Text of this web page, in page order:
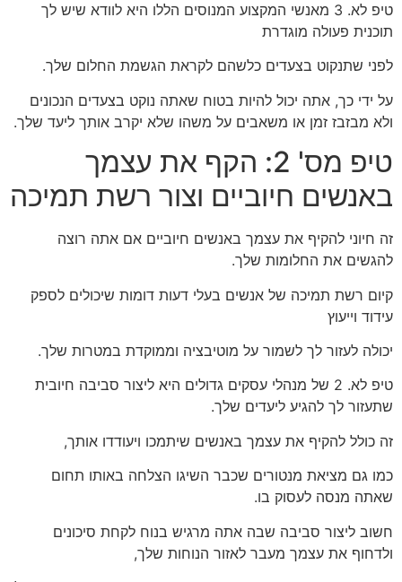
טיפ לא. 3 מאנשי המקצוע המנוסים הללו היא לוודא שיש לך
תוכנית פעולה מוגדרת
לפני שתנקוט בצעדים כלשהם לקראת הגשמת החלום שלך.
על ידי כך, אתה יכול להיות בטוח שאתה נוקט בצעדים הנכונים
ולא מבזבז זמן או משאבים על משהו שלא יקרב אותך ליעד שלך.
טיפ מס' 2: הקף את עצמך
באנשים חיוביים וצור רשת תמיכה
זה חיוני להקיף את עצמך באנשים חיוביים אם אתה רוצה
להגשים את החלומות שלך.
קיום רשת תמיכה של אנשים בעלי דעות דומות שיכולים לספק
עידוד וייעוץ
יכולה לעזור לך לשמור על מוטיבציה וממוקדת במטרות שלך.
טיפ לא. 2 של מנהלי עסקים גדולים היא ליצור סביבה חיובית
שתעזור לך להגיע ליעדים שלך.
זה כולל להקיף את עצמך באנשים שיתמכו ויעודדו אותך,
כמו גם מציאת מנטורים שכבר השיגו הצלחה באותו תחום
שאתה מנסה לעסוק בו.
חשוב ליצור סביבה שבה אתה מרגיש בנוח לקחת סיכונים
ולדחוף את עצמך מעבר לאזור הנוחות שלך,